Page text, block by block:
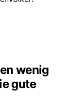
wenig
gute